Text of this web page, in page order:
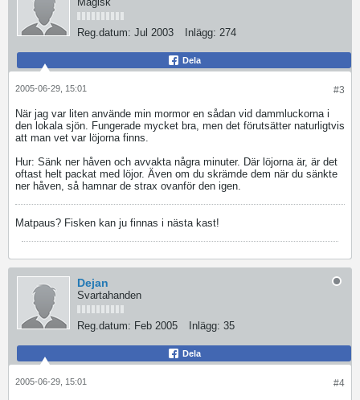
Reg.datum: Jul 2003 Inlägg: 274
Dela
#3
2005-06-29, 15:01
När jag var liten använde min mormor en sådan vid dammluckorna i
den lokala sjön. Fungerade mycket bra, men det förutsätter naturligtvis
att man vet var löjorna finns.
Hur: Sänk ner håven och avvakta några minuter. Där löjorna är, är det
oftast helt packat med löjor. Även om du skrämde dem när du sänkte
ner håven, så hamnar de strax ovanför den igen.
Matpaus? Fisken kan ju finnas i nästa kast!
Dejan
Svartahanden
Reg.datum: Feb 2005 Inlägg: 35
Dela
#4
2005-06-29, 15:01